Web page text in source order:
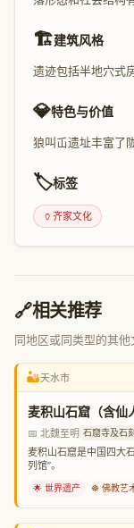
🏗️建筑风格
遗迹包括半地穴式
💎特色与价值
狼叫屲遗址丰富了
🏷️标签
🏺 齐家文化
🔗相关推荐
同地区或同类型的其他
🏜️天水市
麦积山石窟（含仙
📅 北魏至明 石窟寺及石刻
麦积山石窟是中国四大
列馆”。
🌟 世界遗产 ☸️ 佛教艺